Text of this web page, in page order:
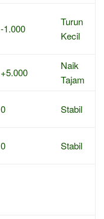
-1.000
Turun
Kecil
+5.000
Naik
Tajam
0 Stabil
0 Stabil